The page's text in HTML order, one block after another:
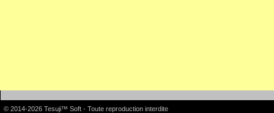
© 2014-2026 Tesuji™ Soft - Toute reproduction interdite